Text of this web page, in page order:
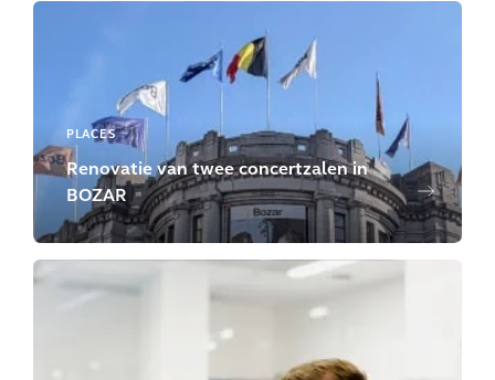
PLACES
Renovatie van twee concertzalen in
BOZAR